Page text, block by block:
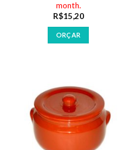
month.
R$15,20
ORÇAR